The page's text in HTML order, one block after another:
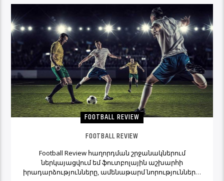
FOOTBALL REVIEW
FOOTBALL REVIEW
Football Review հաղորդման շրջանակներում
ներկայացվում եմ ֆուտբոլային աշխարհի
իրադարձությունները, ամենաթարմ նորությունները,